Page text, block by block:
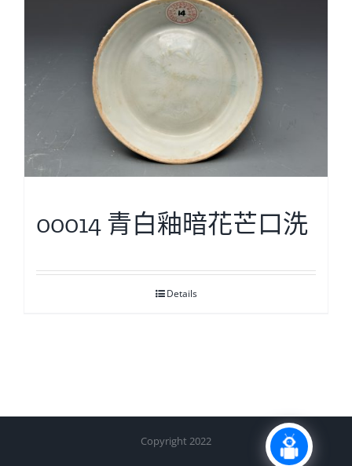
00014 青白釉暗花芒口洗
Details
Copyright 2022